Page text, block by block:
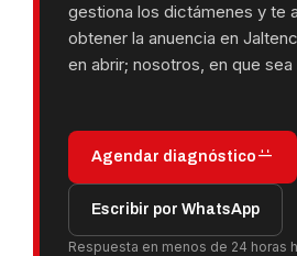
gestiona los dictámenes y te
obtener la anuencia en
en abrir; nosotros, en que sea
Agendar diagnóstico
Escribir por WhatsApp
Respuesta en menos de 24 horas